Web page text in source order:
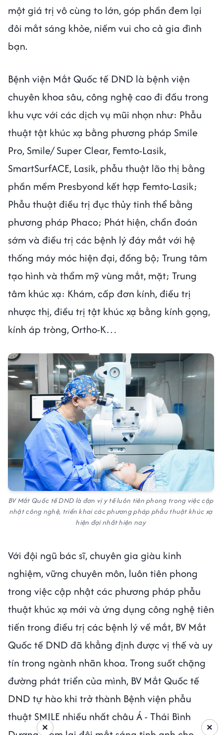
một giá trị vô cùng to lớn, góp phần đem lại
đôi mắt sáng khỏe, niềm vui cho cả gia đình
bạn.
Bệnh viện Mắt Quốc tế DND là bệnh viện
chuyên khoa sâu, công nghệ cao đi đầu trong
khu vực với các dịch vụ mũi nhọn như: Phẫu
thuật tật khúc xạ bằng phương pháp Smile
Pro, Smile/ Super Clear, Femto-Lasik,
SmartSurfACE, Lasik, phẫu thuật lão thị bằng
phần mềm Presbyond kết hợp Femto-Lasik;
Phẫu thuật điều trị đục thủy tinh thể bằng
phương pháp Phaco; Phát hiện, chẩn đoán
sớm và điều trị các bệnh lý đáy mắt với hệ
thống máy móc hiện đại, đồng bộ; Trung tâm
tạo hình và thẩm mỹ vùng mắt, mặt; Trung
tâm khúc xạ: Khám, cấp đơn kính, điều trị
nhược thị, điều trị tật khúc xạ bằng kính gọng,
kính áp tròng, Ortho-K…
BV Mắt Quốc tế DND là đơn vị y tế luôn tiên phong trong việc cập
nhật công nghệ, triển khai các phương pháp phẫu thuật khúc xạ
hiện đại nhất hiện nay
Với đội ngũ bác sĩ, chuyên gia giàu kinh
nghiệm, vững chuyên môn, luôn tiên phong
trong việc cập nhật các phương pháp phẫu
thuật khúc xạ mới và ứng dụng công nghệ tiên
tiến trong điều trị các bệnh lý về mắt, BV Mắt
Quốc tế DND đã khẳng định được vị thế và uy
tín trong ngành nhãn khoa. Trong suốt chặng
đường phát triển của mình, BV Mắt Quốc tế
DND tự hào khi trở thành Bệnh viện phẫu
thuật SMILE nhiều nhất châu Á - Thái Bình
×
×